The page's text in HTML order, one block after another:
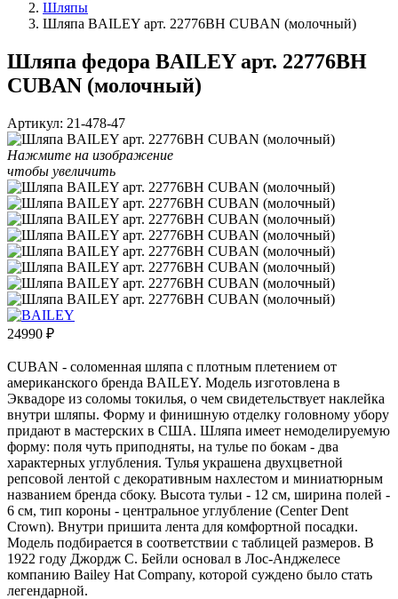
Шляпы
Шляпа BAILEY арт. 22776BH CUBAN (молочный)
Шляпа федора BAILEY арт. 22776BH
CUBAN (молочный)
Артикул: 21-478-47
Нажмите на изображение
чтобы увеличить
24990 ₽
CUBAN - соломенная шляпа с плотным плетением от
американского бренда BAILEY. Модель изготовлена в
Эквадоре из соломы токилья, о чем свидетельствует наклейка
внутри шляпы. Форму и финишную отделку головному убору
придают в мастерских в США. Шляпа имеет немоделируемую
форму: поля чуть приподняты, на тулье по бокам - два
характерных углубления. Тулья украшена двухцветной
репсовой лентой с декоративным нахлестом и миниатюрным
названием бренда сбоку. Высота тульи - 12 см, ширина полей -
6 см, тип короны - центральное углубление (Center Dent
Crown). Внутри пришита лента для комфортной посадки.
Модель подбирается в соответствии с таблицей размеров. В
1922 году Джордж С. Бейли основал в Лос-Анджелесе
компанию Bailey Hat Company, которой суждено было стать
легендарной.